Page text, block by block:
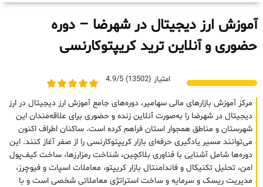
آموزش ارز دیجیتال در شهرضا – دوره
حضوری و آنلاین ترید کریپتوکارنسی
امتیاز (13502) 4.9/5
مرکز آموزش بازارهای مالی سهامیر، دوره‌های جامع آموزش ارز دیجیتال در ارز
دیجیتال در شهرضا را به‌صورت آنلاین زنده و حضوری برای علاقه‌مندان این
شهرستان و مناطق همجوار استان فراهم کرده است. ساکنان اطراف اکنون
می‌توانند مسیر یادگیری حرفه‌ای بازار کریپتوکارنسی را از صفر آغاز کنند. این
دوره‌ها شامل آشنایی با فناوری بلاکچین، شناخت رمزارزها، ساخت کیف‌پول
امن، تحلیل تکنیکال و فاندامنتال بازار کریپتو، معاملات اسپات و فیوچرز،
مدیریت ریسک و سرمایه و ساخت استراتژی معاملاتی شخصی است و با